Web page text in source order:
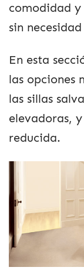
comodidad
sin
En esta
las opciones
las sillas
elevadoras,
reducida.